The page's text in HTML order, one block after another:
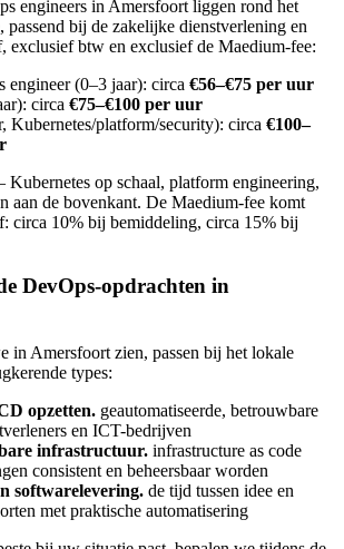
engineers in Amersfoort liggen rond het
bij de zakelijke dienstverlening en
exclusief btw en exclusief de Maedium-fee:
engineer (0–3 jaar): circa €56–€75 per uur
circa €75–€100 per uur
Kubernetes/platform/security): circa €100–
op schaal, platform engineering,
aan de bovenkant. De Maedium-fee komt
circa 10% bij bemiddeling, circa 15% bij
DevOps-opdrachten in
in Amersfoort zien, passen bij het lokale
types:
opzetten. geautomatiseerde, betrouwbare
en ICT-bedrijven
infrastructuur. infrastructure as code
consistent en beheersbaar worden
softwarelevering. de tijd tussen idee en
met praktische automatisering